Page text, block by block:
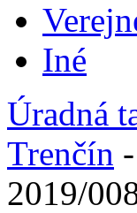
Iné
Úradná
Trenčín -
2019/